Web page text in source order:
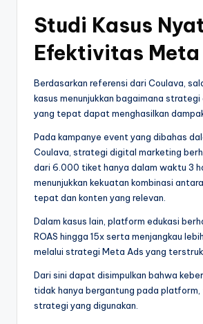
Studi Kasus
Efektivitas Meta
Berdasarkan referensi dari Coulava,
kasus menunjukkan bagaimana
yang tepat dapat menghasilkan
Pada kampanye event yang dibahas
Coulava, strategi digital marketing
dari 6.000 tiket hanya dalam waktu 3
menunjukkan kekuatan kombinasi
tepat dan konten yang relevan.
Dalam kasus lain, platform edukasi
ROAS hingga 15x serta menjangkau
melalui strategi Meta Ads yang
Dari sini dapat disimpulkan bahwa
tidak hanya bergantung pada
strategi yang digunakan.